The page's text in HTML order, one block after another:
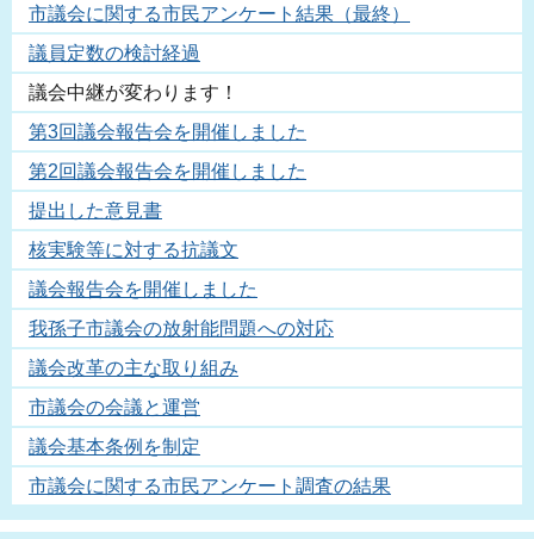
市議会に関する市民アンケート結果（最終）
議員定数の検討経過
議会中継が変わります！
第3回議会報告会を開催しました
第2回議会報告会を開催しました
提出した意見書
核実験等に対する抗議文
議会報告会を開催しました
我孫子市議会の放射能問題への対応
議会改革の主な取り組み
市議会の会議と運営
議会基本条例を制定
市議会に関する市民アンケート調査の結果